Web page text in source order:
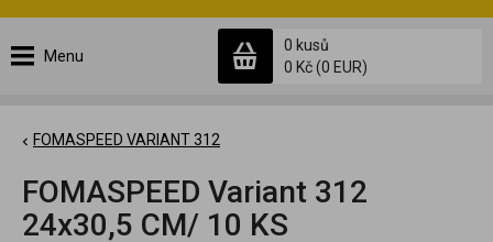
Menu
0 kusů
0 Kč(0 EUR)
FOMASPEED VARIANT 312
FOMASPEED Variant 312
24x30,5 CM/ 10 KS